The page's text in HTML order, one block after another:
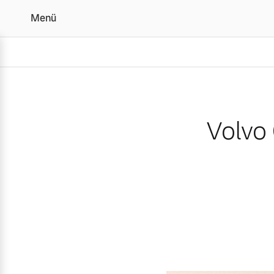
Menü